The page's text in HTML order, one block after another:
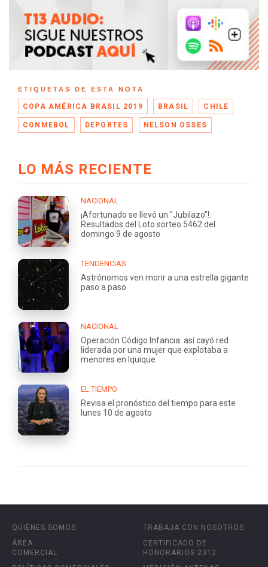
ETIQUETAS DE ESTA NOTA
COPA AMÉRICA BRASIL 2019 BRASIL CHILE
CONMEBOL DEPORTES NELSON OSSES
LO MÁS RECIENTE
NACIONAL
¡Afortunado se llevó un "Jubilazo"!:
Resultados del Loto sorteo 5462 del
domingo 9 de agosto
TENDENCIAS
Astrónomos ven morir a una estrella gigante
paso a paso
NACIONAL
Operación Código Infancia: así cayó red
liderada por una mujer que explotaba a
menores en Iquique
EL TIEMPO
Revisa el pronóstico del tiempo para este
lunes 10 de agosto
QUIÉNES SOMOS
ÁREA
COMERCIAL
TRABAJA CON NOSOTROS
CERTIFICADO DE
HONORARIOS 2012